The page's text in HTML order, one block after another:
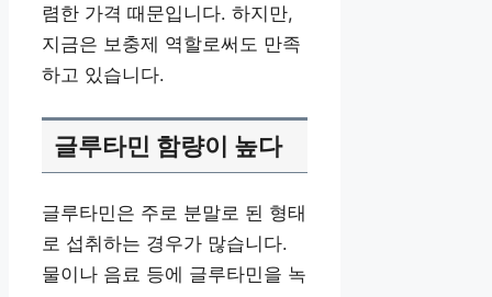
렴한 가격 때문입니다. 하지만,
지금은 보충제 역할로써도 만족
하고 있습니다.
글루타민 함량이 높다
글루타민은 주로 분말로 된 형태
로 섭취하는 경우가 많습니다.
물이나 음료 등에 글루타민을 녹